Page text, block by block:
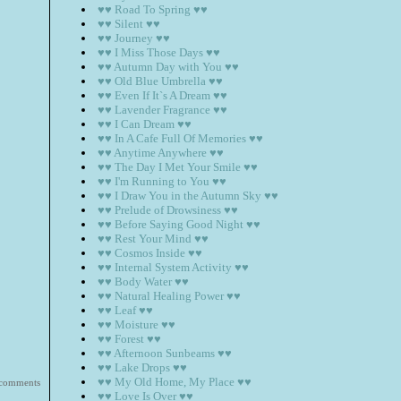
♥♥ Road To Spring ♥♥
♥♥ Silent ♥♥
♥♥ Journey ♥♥
♥♥ I Miss Those Days ♥♥
♥♥ Autumn Day with You ♥♥
♥♥ Old Blue Umbrella ♥♥
♥♥ Even If It`s A Dream ♥♥
♥♥ Lavender Fragrance ♥♥
♥♥ I Can Dream ♥♥
♥♥ In A Cafe Full Of Memories ♥♥
♥♥ Anytime Anywhere ♥♥
♥♥ The Day I Met Your Smile ♥♥
♥♥ I'm Running to You ♥♥
♥♥ I Draw You in the Autumn Sky ♥♥
♥♥ Prelude of Drowsiness ♥♥
♥♥ Before Saying Good Night ♥♥
♥♥ Rest Your Mind ♥♥
♥♥ Cosmos Inside ♥♥
♥♥ Internal System Activity ♥♥
♥♥ Body Water ♥♥
♥♥ Natural Healing Power ♥♥
♥♥ Leaf ♥♥
♥♥ Moisture ♥♥
♥♥ Forest ♥♥
♥♥ Afternoon Sunbeams ♥♥
♥♥ Lake Drops ♥♥
♥♥ My Old Home, My Place ♥♥
♥♥ Love Is Over ♥♥